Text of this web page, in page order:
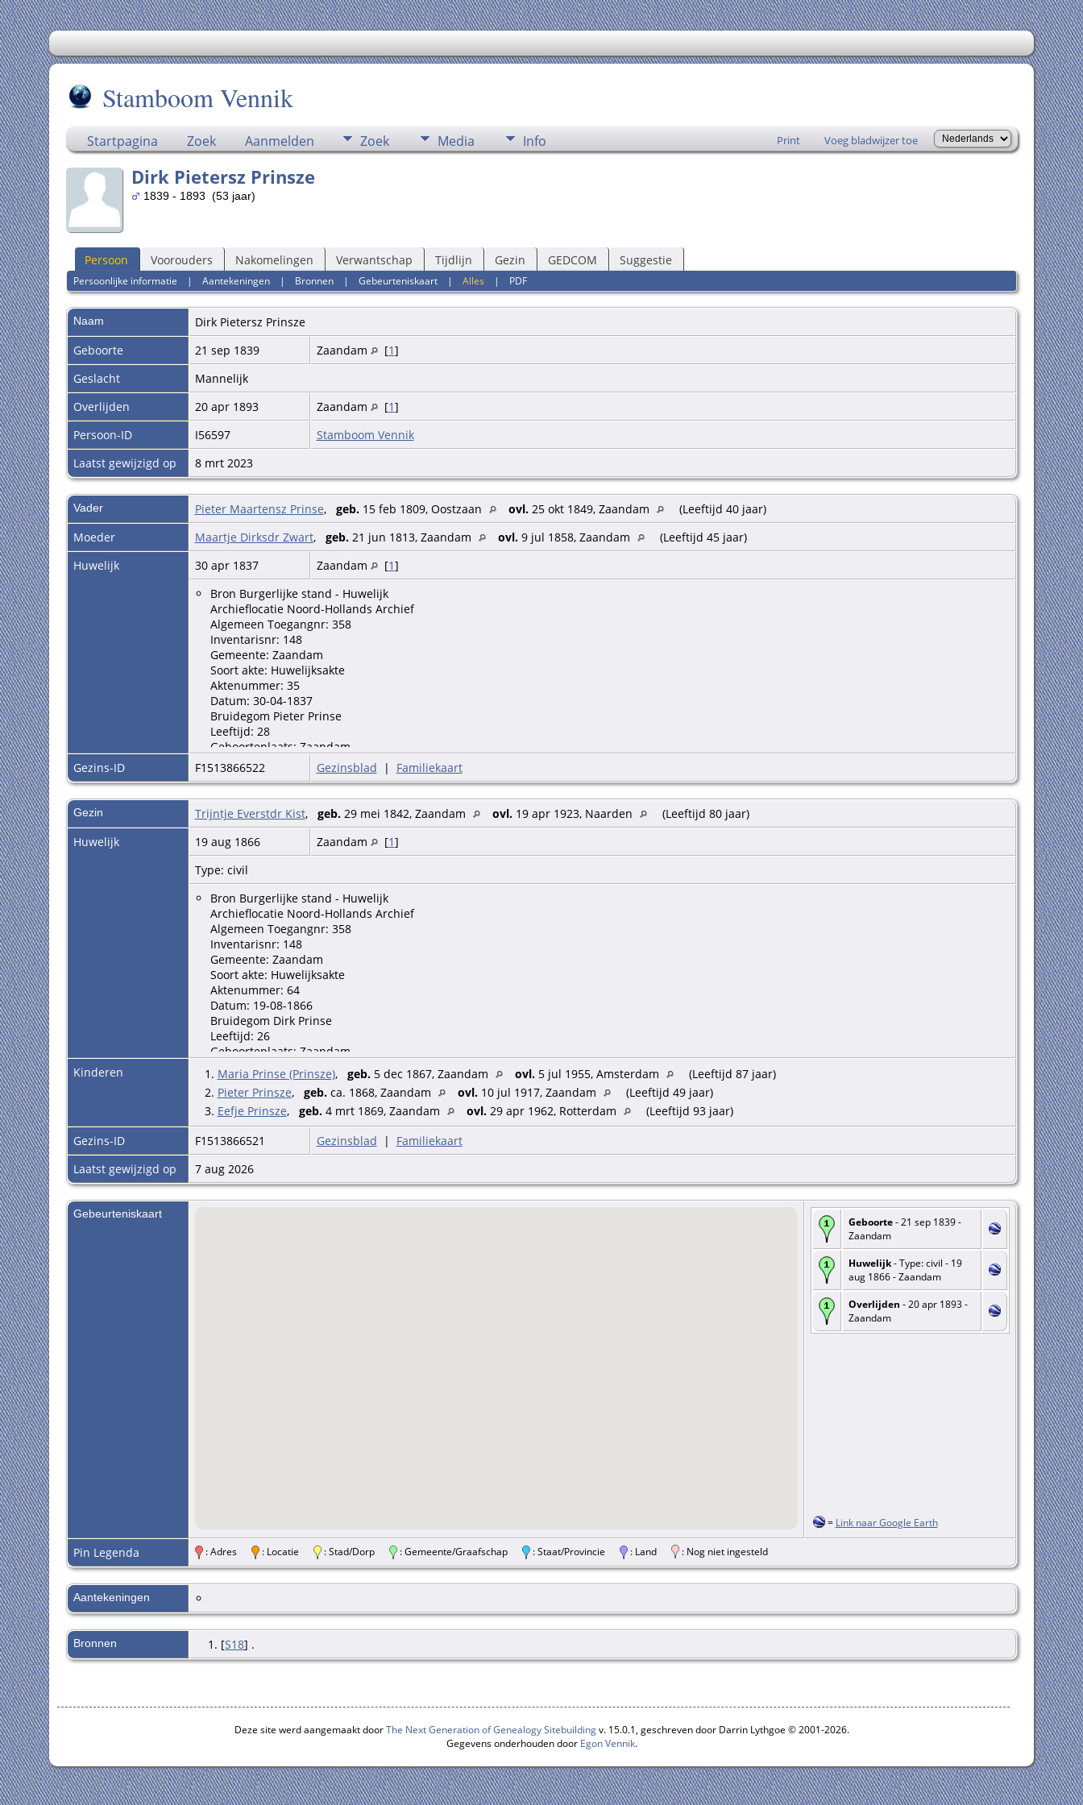
Stamboom Vennik
Startpagina Zoek Aanmelden Zoek Media Info Print Voeg bladwijzer toe
Dirk Pietersz Prinsze
1839 - 1893 (53 jaar)
Persoon Voorouders Nakomelingen Verwantschap Tijdlijn Gezin GEDCOM Suggestie
Persoonlijke informatie | Aantekeningen| Bronnen| Gebeurteniskaart| Alles | PDF
Naam Dirk Pietersz Prinsze
Geboorte
21 sep 1839 Zaandam [1]
Geslacht
Mannelijk
Overlijden
20 apr 1893 Zaandam [1]
Persoon-ID
I56597
Stamboom Vennik
Laatst gewijzigd op
8 mrt 2023
Vader Pieter Maartensz Prinse, geb.15 feb 1809, Oostzaan ovl.25 okt 1849, Zaandam
(Leeftijd 40 jaar)
Moeder
Maartje Dirksdr Zwart, geb.21 jun 1813, Zaandam ovl.9 jul 1858, Zaandam
(Leeftijd 45 jaar)
Huwelijk
30 apr 1837 Zaandam [1]
Bron Burgerlijke stand - Huwelijk
Archieflocatie Noord-Hollands Archief
Algemeen Toegangnr: 358
Inventarisnr: 148
Gemeente: Zaandam
Soort akte: Huwelijksakte
Aktenummer: 35
Datum: 30-04-1837
Bruidegom Pieter Prinse
Leeftijd: 28
Geboorteplaats: Zaandam
Bruid Maartje Zwart
Leeftijd: 23
Vader bruidegom Maarten Prinse
Moeder bruidegom Guurtje Vos
Vader bruid Dirk Zwart
Moeder bruid Aaltje Schepper
Nadere informatie beroep bg.: pelder; beroep vader bd.: metselaar
Gezins-ID F1513866522 Gezinsblad | Familiekaart
Gezin Trijntje Everstdr Kist, geb.29 mei 1842, Zaandam ovl.19 apr 1923, Naarden
(Leeftijd 80 jaar)
Huwelijk
19 aug 1866 Zaandam [1]
Type: civil
Bron Burgerlijke stand - Huwelijk
Archieflocatie Noord-Hollands Archief
Algemeen Toegangnr: 358
Inventarisnr: 148
Gemeente: Zaandam
Soort akte: Huwelijksakte
Aktenummer: 64
Datum: 19-08-1866
Bruidegom Dirk Prinse
Leeftijd: 26
Geboorteplaats: Zaandam
Bruid Trijntje Kist
Leeftijd: 24
Geboorteplaats: Zaandam
Vader bruidegom Pieter Prinse
Moeder bruidegom Maria Zwart
Vader bruid Evert Kist
Moeder bruid Eefje Mijns
Nadere informatie beroep bg.: ambtenaar; beroep bruid: dienstbode
Kinderen 1. Maria Prinse (Prinsze), geb.5 dec 1867, Zaandam ovl.5 jul 1955, Amsterdam
(Leeftijd 87 jaar)
2. Pieter Prinsze, geb.ca. 1868, Zaandam ovl.10 jul 1917, Zaandam
(Leeftijd 49 jaar)
3. Eefje Prinsze, geb.4 mrt 1869, Zaandam ovl.29 apr 1962, Rotterdam
(Leeftijd 93 jaar)
Gezins-ID
F1513866521 Gezinsblad | Familiekaart
Laatst gewijzigd op
7 aug 2026
Gebeurteniskaart
Geboorte- 21 sep 1839 -
Zaandam
Huwelijk- Type: civil - 19
aug 1866 - Zaandam
Overlijden - 20 apr 1893 -
Zaandam
= Link naar Google Earth
Pin Legenda : Adres : Locatie : Stad/Dorp : Gemeente/Graafschap : Staat/Provincie : Land : Nog niet ingesteld
Aantekeningen
Bronnen [S18] .
Deze site werd aangemaakt doorThe Next Generation of Genealogy Sitebuildingv. 15.0.1, geschreven door Darrin Lythgoe © 2001-2026.
Gegevens onderhouden door Egon Vennik.